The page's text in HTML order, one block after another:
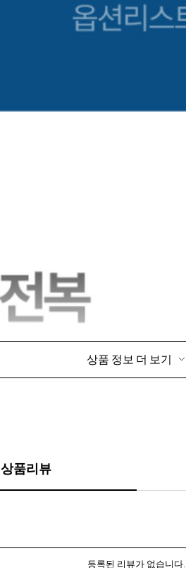
상품 정보 더 보기
상품리뷰
등록된 리뷰가 없습니다.